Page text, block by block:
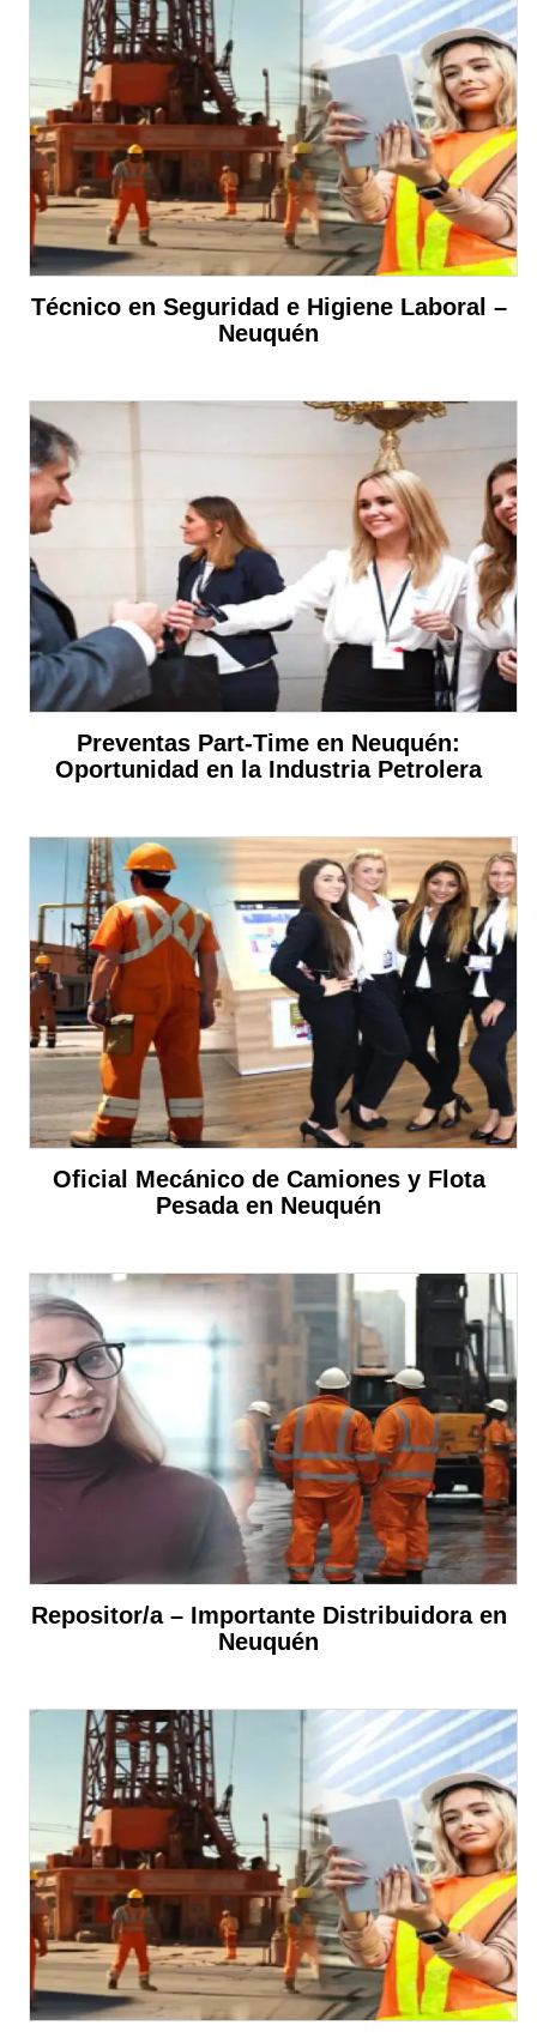
Técnico en Seguridad e Higiene Laboral –
Neuquén
Preventas Part-Time en Neuquén:
Oportunidad en la Industria Petrolera
Oficial Mecánico de Camiones y Flota
Pesada en Neuquén
Repositor/a – Importante Distribuidora en
Neuquén